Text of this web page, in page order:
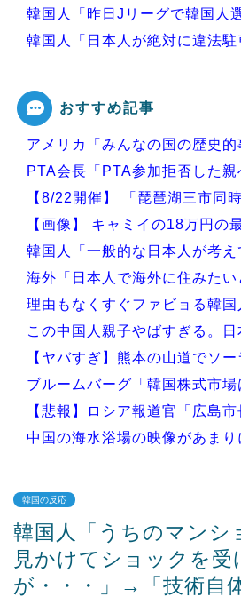
韓国人「昨日Jリーグで韓国人
韓国人「日本人が絶対に違法駐
Powered by livedoor 相互RSS
おすすめ記事
アメリカ「みんなの国の歴史的
PTA会長「PTA参加拒否した親
【8/22開催】 「琵琶湖三市同
【画像】 キャミイの18万円の
韓国人「一般的な日本人が考え
海外「日本人で海外に住みたい
理由もなくすぐファビョる韓国
この中国人親子やばすぎる。日
【ヤバすぎ】熊本の山道でソ
ブルームバーグ「韓国株式市場
【悲報】ロシア報道官「広島
中国の海水浴場の映像があまり
Powered by livedoor 相互RSS
韓国の反応
韓国人「うちのマンシ
見かけてショックを受
が・・・」→「技術自